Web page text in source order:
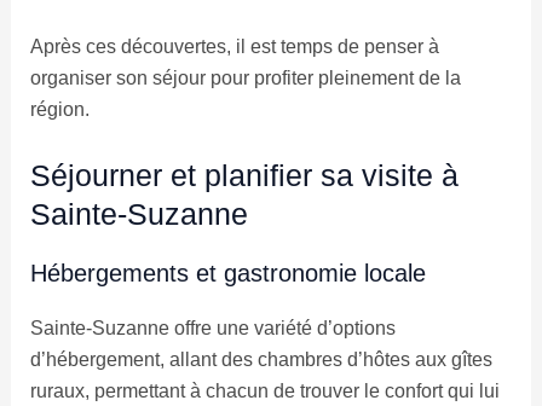
Après ces découvertes, il est temps de penser à
organiser son séjour pour profiter pleinement de la
région.
Séjourner et planifier sa visite à
Sainte-Suzanne
Hébergements et gastronomie locale
Sainte-Suzanne offre une variété d’options
d’hébergement, allant des chambres d’hôtes aux gîtes
ruraux, permettant à chacun de trouver le confort qui lui